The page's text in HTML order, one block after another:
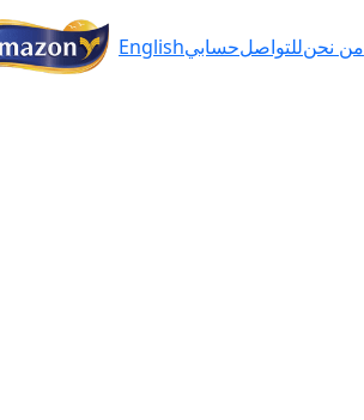
من نحنللتواصلحسابيEnglish